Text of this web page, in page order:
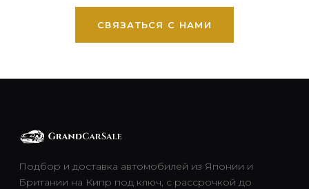
СВЯЗАТЬСЯ С НАМИ
Подбор и доставка автомобилей из Японии и
Британии на Кипр под ключ, с рассрочкой до